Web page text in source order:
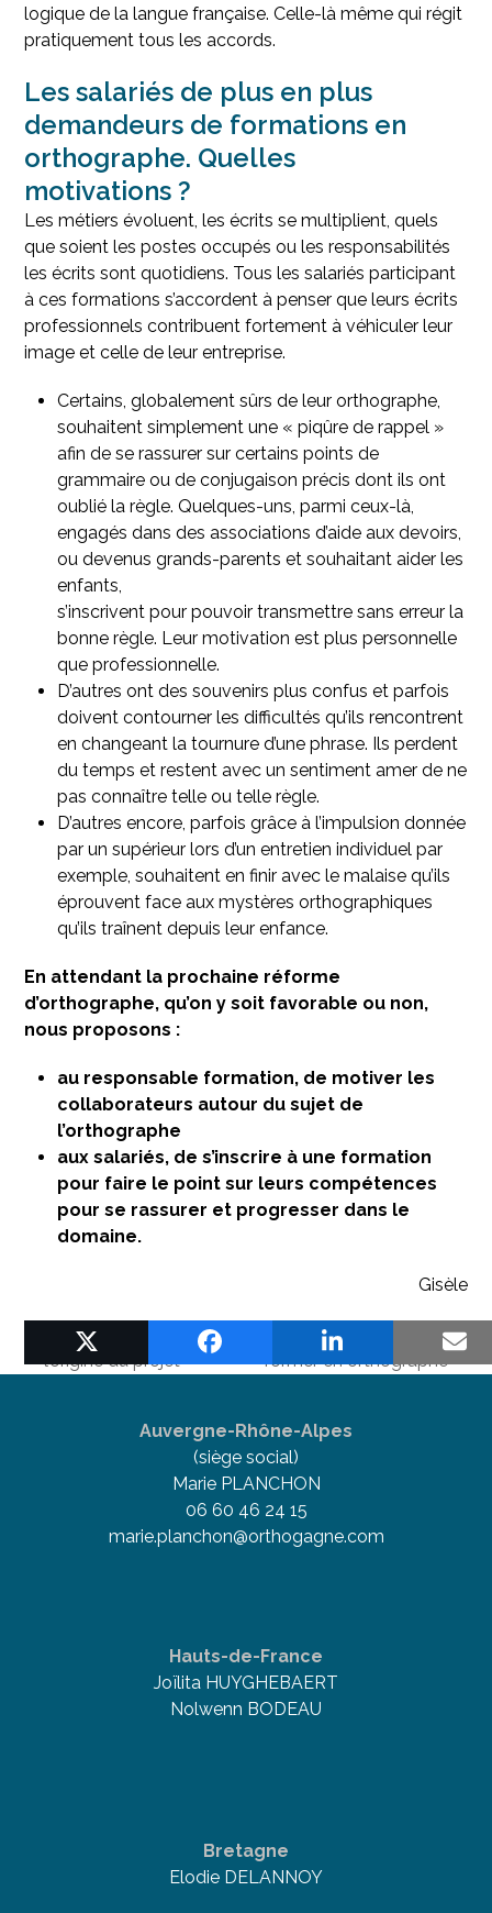
logique de la langue française. Celle-là même qui régit
pratiquement tous les accords.
Les salariés de plus en plus
demandeurs de formations en
orthographe. Quelles
motivations ?
Les métiers évoluent, les écrits se multiplient, quels
que soient les postes occupés ou les responsabilités
les écrits sont quotidiens. Tous les salariés participant
à ces formations s’accordent à penser que leurs écrits
professionnels contribuent fortement à véhiculer leur
image et celle de leur entreprise.
Certains, globalement sûrs de leur orthographe,
souhaitent simplement une « piqûre de rappel »
afin de se rassurer sur certains points de
grammaire ou de conjugaison précis dont ils ont
oublié la règle. Quelques-uns, parmi ceux-là,
engagés dans des associations d’aide aux devoirs,
ou devenus grands-parents et souhaitant aider les
enfants,
s’inscrivent pour pouvoir transmettre sans erreur la
bonne règle. Leur motivation est plus personnelle
que professionnelle.
D’autres ont des souvenirs plus confus et parfois
doivent contourner les difficultés qu’ils rencontrent
en changeant la tournure d’une phrase. Ils perdent
du temps et restent avec un sentiment amer de ne
pas connaître telle ou telle règle.
D’autres encore, parfois grâce à l’impulsion donnée
par un supérieur lors d’un entretien individuel par
exemple, souhaitent en finir avec le malaise qu’ils
éprouvent face aux mystères orthographiques
qu’ils traînent depuis leur enfance.
En attendant la prochaine réforme
d’orthographe, qu’on y soit favorable ou non,
nous proposons :
au responsable formation, de motiver les
collaborateurs autour du sujet de
l’orthographe
aux salariés, de s’inscrire à une formation
pour faire le point sur leurs compétences
pour se rassurer et progresser dans le
domaine.
Gisèle
previous
OrthoFun :
l’origine du projet
next
Un budget CPF pour se
former en orthographe
Auvergne-Rhône-Alpes
(siège social)
Marie PLANCHON
06 60 46 24 15
marie.planchon@orthogagne.com
Hauts-de-France
Joïlita HUYGHEBAERT
Nolwenn BODEAU
Bretagne
Elodie DELANNOY